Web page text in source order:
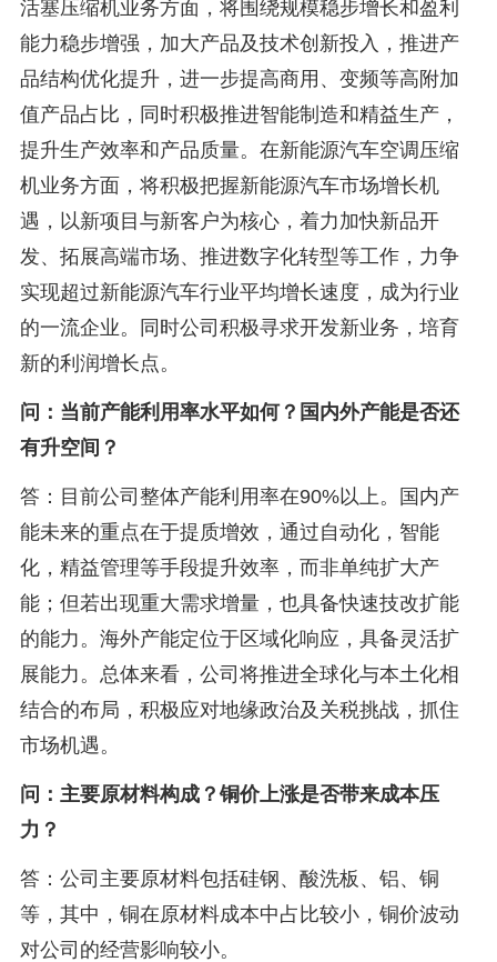
活塞压缩机业务方面，将围绕规模稳步增长和盈利
能力稳步增强，加大产品及技术创新投入，推进产
品结构优化提升，进一步提高商用、变频等高附加
值产品占比，同时积极推进智能制造和精益生产，
提升生产效率和产品质量。在新能源汽车空调压缩
机业务方面，将积极把握新能源汽车市场增长机
遇，以新项目与新客户为核心，着力加快新品开
发、拓展高端市场、推进数字化转型等工作，力争
实现超过新能源汽车行业平均增长速度，成为行业
的一流企业。同时公司积极寻求开发新业务，培育
新的利润增长点。
问：当前产能利用率水平如何？国内外产能是否还
有升空间？
答：目前公司整体产能利用率在90%以上。国内产
能未来的重点在于提质增效，通过自动化，智能
化，精益管理等手段提升效率，而非单纯扩大产
能；但若出现重大需求增量，也具备快速技改扩能
的能力。海外产能定位于区域化响应，具备灵活扩
展能力。总体来看，公司将推进全球化与本土化相
结合的布局，积极应对地缘政治及关税挑战，抓住
市场机遇。
问：主要原材料构成？铜价上涨是否带来成本压
力？
答：公司主要原材料包括硅钢、酸洗板、铝、铜
等，其中，铜在原材料成本中占比较小，铜价波动
对公司的经营影响较小。